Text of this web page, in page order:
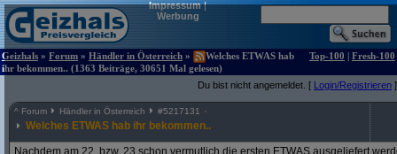
Impressum|
Werbung
Geizhals » Forum » Händler in Österreich »
Welches ETWAS hab
ihr bekommen.. (1363 Beiträge, 30651 Mal gelesen)
Top-100 | Fresh-100
Du bist nicht angemeldet. [ Login/Registrieren ]
^ Forum Händler in Österreich #5217131
Welches ETWAS hab ihr bekommen..
Nachdem am 22. bzw. 23 schon vermutlich die ersten ETWAS ausgeliefert